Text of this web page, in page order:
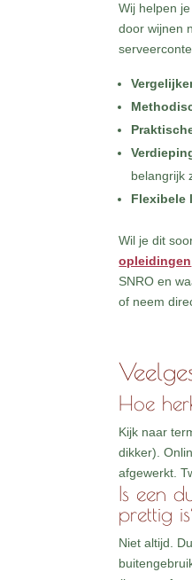
Wij helpen
door wijnen
belangrijk
Flexibele
Wil je dit
opleidingen
SNRO en
of neem
Hoe
Kijk naar
dikker).
afgewerkt.
Is een
prettig
Niet altijd.